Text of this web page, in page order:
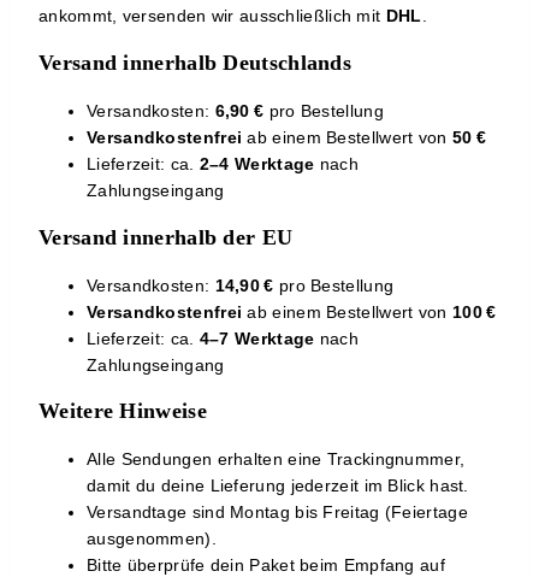
ankommt, versenden wir ausschließlich mit DHL
Versand innerhalb Deutschlands
Versandkosten: 6,90 € pro Bestellung
Versandkostenfrei ab einem Bestellwert von 50 €
Lieferzeit: ca. 2–4 Werktage nach
Zahlungseingang
Versand innerhalb der EU
Versandkosten: 14,90 € pro Bestellung
Versandkostenfrei ab einem Bestellwert von 100 €
Lieferzeit: ca. 4–7 Werktage nach
Zahlungseingang
Weitere Hinweise
Alle Sendungen erhalten eine Trackingnummer,
damit du deine Lieferung jederzeit im Blick hast.
Versandtage sind Montag bis Freitag (Feiertage
ausgenommen).
Bitte überprüfe dein Paket beim Empfang auf